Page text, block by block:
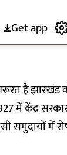
Get app
है झारखंड
में केंद्र सरकार
समुदायों में